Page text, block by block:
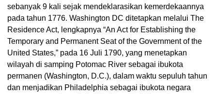
sebanyak 9 kali sejak mendeklarasikan kemerdekaannya
pada tahun 1776. Washington DC ditetapkan melalui The
Residence Act, lengkapnya “An Act for Establishing the
Temporary and Permanent Seat of the Government of the
United States,” pada 16 Juli 1790, yang menetapkan
wilayah di samping Potomac River sebagai ibukota
permanen (Washington, D.C.), dalam waktu sepuluh tahun
dan menjadikan Philadelphia sebagai ibukota negara